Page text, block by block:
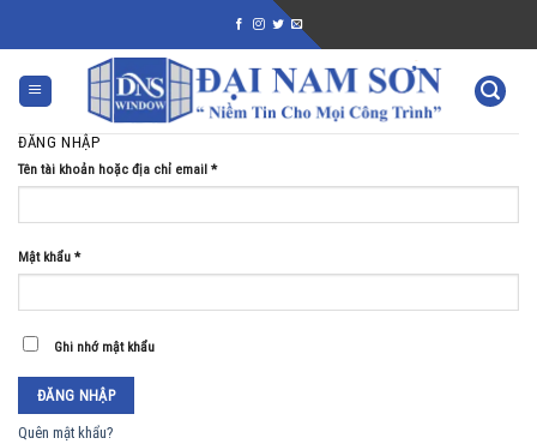
ĐĂNG NHẬP
Tên tài khoản hoặc địa chỉ email *
Mật khẩu *
Ghi nhớ mật khẩu
ĐĂNG NHẬP
Quên mật khẩu?